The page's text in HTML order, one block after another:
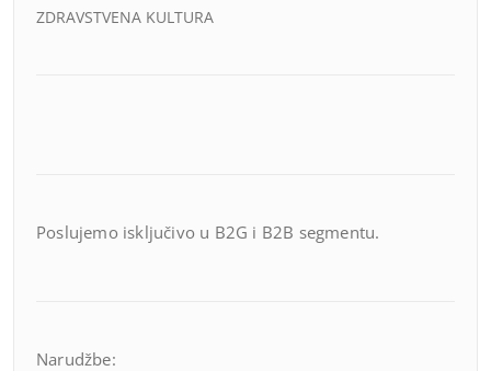
ZDRAVSTVENA KULTURA
Poslujemo isključivo u B2G i B2B segmentu.
Narudžbe: